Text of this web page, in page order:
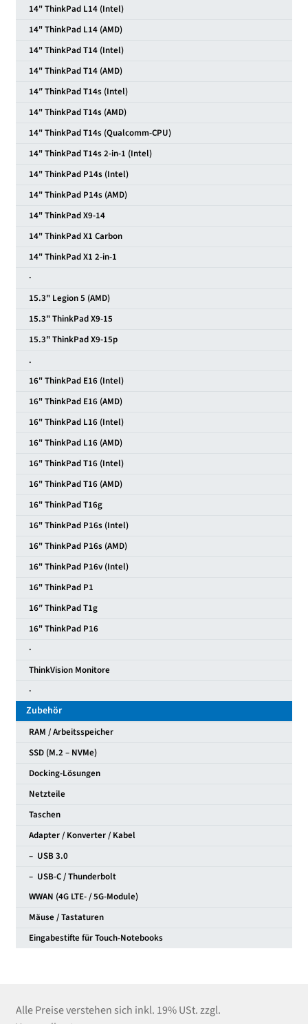
14" ThinkPad L14 (Intel)
14" ThinkPad L14 (AMD)
14" ThinkPad T14 (Intel)
14" ThinkPad T14 (AMD)
14″ ThinkPad T14s (Intel)
14" ThinkPad T14s (AMD)
14" ThinkPad T14s (Qualcomm-CPU)
14" ThinkPad T14s 2-in-1 (Intel)
14" ThinkPad P14s (Intel)
14" ThinkPad P14s (AMD)
14" ThinkPad X9-14
14" ThinkPad X1 Carbon
14" ThinkPad X1 2-in-1
·
15.3" Legion 5 (AMD)
15.3" ThinkPad X9-15
15.3" ThinkPad X9-15p
.
16" ThinkPad E16 (Intel)
16" ThinkPad E16 (AMD)
16" ThinkPad L16 (Intel)
16" ThinkPad L16 (AMD)
16" ThinkPad T16 (Intel)
16" ThinkPad T16 (AMD)
16" ThinkPad T16g
16" ThinkPad P16s (Intel)
16" ThinkPad P16s (AMD)
16" ThinkPad P16v (Intel)
16" ThinkPad P1
16″ ThinkPad T1g
16" ThinkPad P16
·
ThinkVision Monitore
·
Zubehör
RAM / Arbeitsspeicher
SSD (M.2 – NVMe)
Docking-Lösungen
Netzteile
Taschen
Adapter / Konverter / Kabel
– USB 3.0
– USB-C / Thunderbolt
WWAN (4G LTE- / 5G-Module)
Mäuse / Tastaturen
Eingabestifte für Touch-Notebooks
Alle Preise verstehen sich inkl. 19% USt. zzgl.